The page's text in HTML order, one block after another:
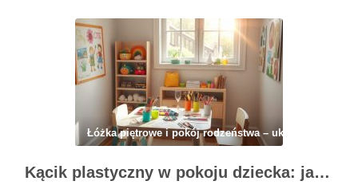
Łóżka piętrowe i pokój rodzeństwa – układ, strefy,
Kącik plastyczny w pokoju dziecka: jak zorganizować funkcjonalną i inspirującą przestrzeń twórczą